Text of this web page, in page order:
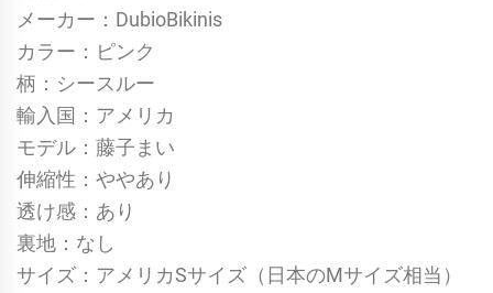
メーカー：DubioBikinis
カラー：ピンク
柄：シースルー
輸入国：アメリカ
モデル：藤子まい
伸縮性：ややあり
透け感：あり
裏地：なし
サイズ：アメリカSサイズ（日本のMサイズ相当）